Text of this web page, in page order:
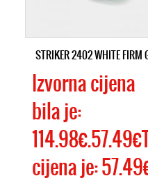
STRIKER 2402 WHITE FIRM
Izvorna cijena
bila je:
cijena je: